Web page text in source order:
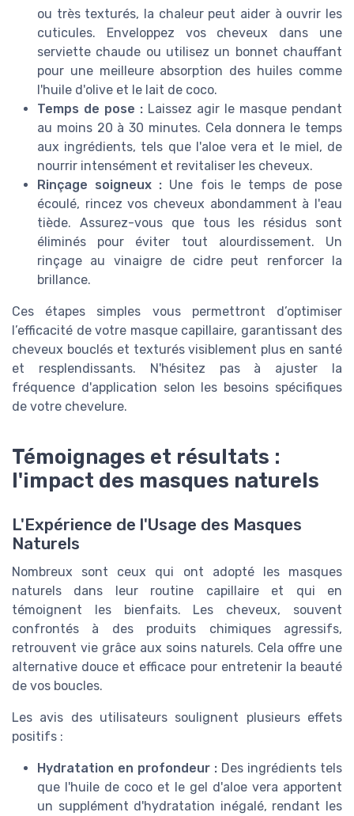
ou très texturés, la chaleur peut aider à ouvrir les
cuticules. Enveloppez vos cheveux dans une
serviette chaude ou utilisez un bonnet chauffant
pour une meilleure absorption des huiles comme
l'huile d'olive et le lait de coco.
Temps de pose : Laissez agir le masque pendant
au moins 20 à 30 minutes. Cela donnera le temps
aux ingrédients, tels que l'aloe vera et le miel, de
nourrir intensément et revitaliser les cheveux.
Rinçage soigneux : Une fois le temps de pose
écoulé, rincez vos cheveux abondamment à l'eau
tiède. Assurez-vous que tous les résidus sont
éliminés pour éviter tout alourdissement. Un
rinçage au vinaigre de cidre peut renforcer la
brillance.
Ces étapes simples vous permettront d’optimiser
l’efficacité de votre masque capillaire, garantissant des
cheveux bouclés et texturés visiblement plus en santé
et resplendissants. N'hésitez pas à ajuster la
fréquence d'application selon les besoins spécifiques
de votre chevelure.
Témoignages et résultats :
l'impact des masques naturels
L'Expérience de l'Usage des Masques
Naturels
Nombreux sont ceux qui ont adopté les masques
naturels dans leur routine capillaire et qui en
témoignent les bienfaits. Les cheveux, souvent
confrontés à des produits chimiques agressifs,
retrouvent vie grâce aux soins naturels. Cela offre une
alternative douce et efficace pour entretenir la beauté
de vos boucles.
Les avis des utilisateurs soulignent plusieurs effets
positifs :
Hydratation en profondeur : Des ingrédients tels
que l'huile de coco et le gel d'aloe vera apportent
un supplément d'hydratation inégalé, rendant les